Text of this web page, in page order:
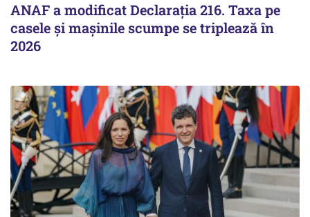
ANAF a modificat Declarația 216. Taxa pe
casele și mașinile scumpe se triplează în
2026